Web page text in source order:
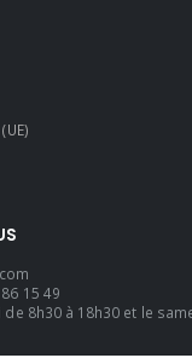
15 49
8h30 à 18h30 et le